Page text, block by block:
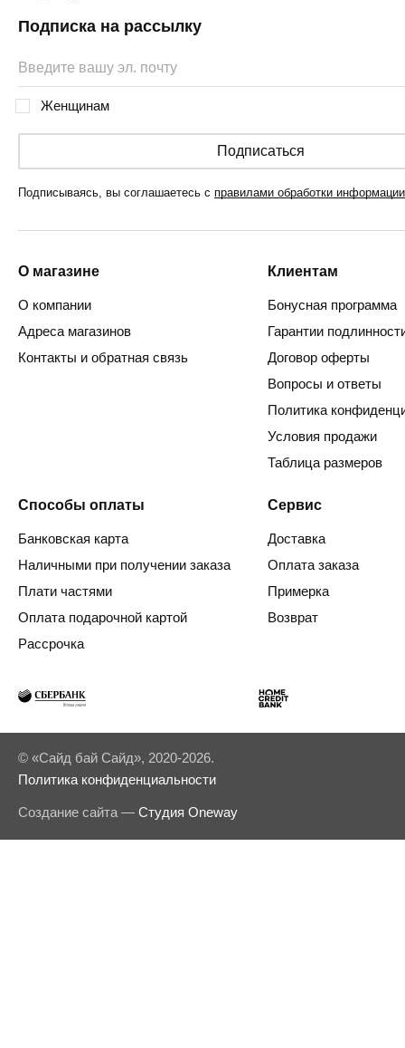
Подписка на рассылку
Женщинам
Подписаться
Подписываясь, вы соглашаетесь с правилами обработки информации
О магазине
О компании
Адреса магазинов
Контакты и обратная связь
Клиентам
Бонусная программа
Гарантии
Договор оферты
Вопросы и ответы
Политика
Условия продажи
Таблица размеров
Способы оплаты
Банковская карта
Наличными при получении заказа
Плати частями
Оплата подарочной картой
Рассрочка
Сервис
Доставка
Оплата заказа
Примерка
Возврат
© «Сайд бай Сайд», 2020-2026.
Политика конфиденциальности
Создание сайта — Студия Oneway